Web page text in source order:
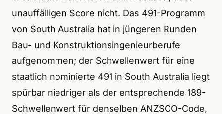
unauffälligen Score nicht. Das 491-Programm
von South Australia hat in jüngeren Runden
Bau- und Konstruktionsingenieurberufe
aufgenommen; der Schwellenwert für eine
staatlich nominierte 491 in South Australia liegt
spürbar niedriger als der entsprechende 189-
Schwellenwert für denselben ANZSCO-Code,